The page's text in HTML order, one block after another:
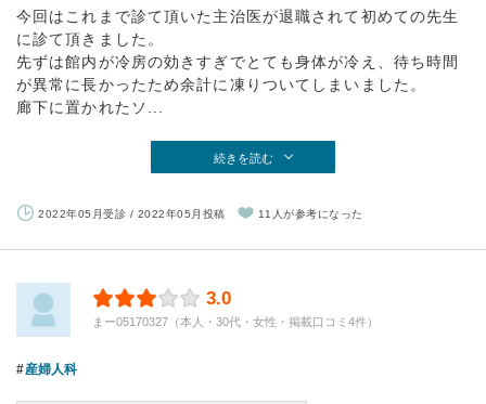
今回はこれまで診て頂いた主治医が退職されて初めての先生
に診て頂きました。
先ずは館内が冷房の効きすぎでとても身体が冷え、待ち時間
が異常に長かったため余計に凍りついてしまいました。
廊下に置かれたソ...
続きを読む
2022年05月受診 / 2022年05月投稿 11人が参考になった
3.0
まー05170327（本人・30代・女性・掲載口コミ4件）
産婦人科